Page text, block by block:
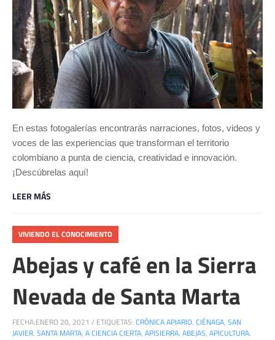
En estas fotogalerías encontrarás narraciones, fotos, videos y
voces de las experiencias que transforman el territorio
colombiano a punta de ciencia, creatividad e innovación.
¡Descúbrelas aquí!
LEER MÁS
VIVIENDO EL CONOCIMIENTO
Abejas y café en la Sierra
Nevada de Santa Marta
FECHA:ENERO 20, 2021 / ETIQUETAS: CRÓNICA APIARIO, CIÉNAGA, SAN
JAVIER, SANTA MARTA, A CIENCIA CIERTA, APISIERRA, ABEJAS, APICULTURA.